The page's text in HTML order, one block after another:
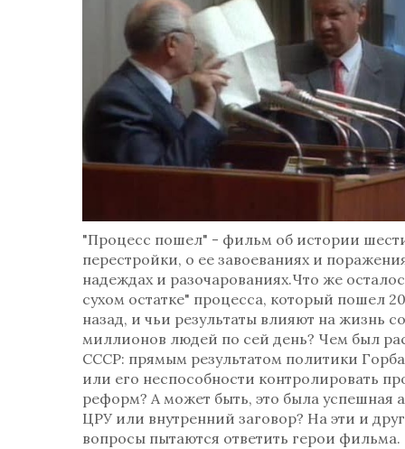
"Процесс пошел" - фильм об истории
перестройки, о ее завоеваниях и
надеждах и разочарованиях.Что же
сухом остатке" процесса, который пошел
назад, и чьи результаты влияют на жизнь
миллионов людей по сей день? Чем был
СССР: прямым результатом политики
или его неспособности контролировать
реформ? А может быть, это была успешная
ЦРУ или внутренний заговор? На эти и
вопросы пытаются ответить герои фильма.